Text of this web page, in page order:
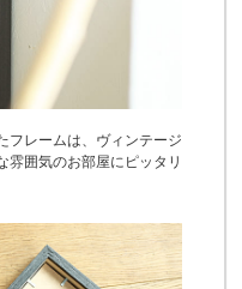
フレームは、ヴィンテージ
雰囲気のお部屋にピッタリ